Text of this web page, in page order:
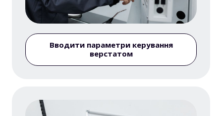
Вводити параметри керування
верстатом